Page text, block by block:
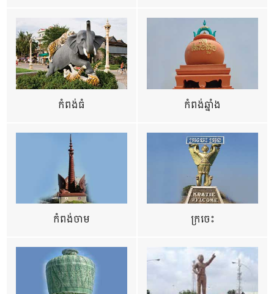
កំពង់ធំ កំពង់ឆ្នាំង
កំពង់ចាម ក្រចេះ